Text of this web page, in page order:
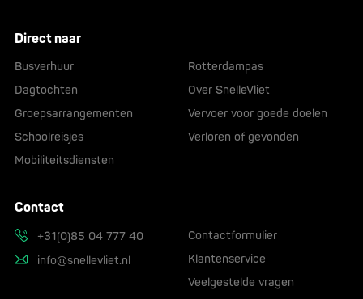
Direct naar
Busverhuur
Dagtochten
Groepsarrangementen
Schoolreisjes
Mobiliteitsdiensten
Rotterdampas
Over SnelleVliet
Vervoer voor goede doelen
Verloren of gevonden
Contact
+31(0)85 04 777 40
info@snellevliet.nl
Contactformulier
Klantenservice
Veelgestelde vragen